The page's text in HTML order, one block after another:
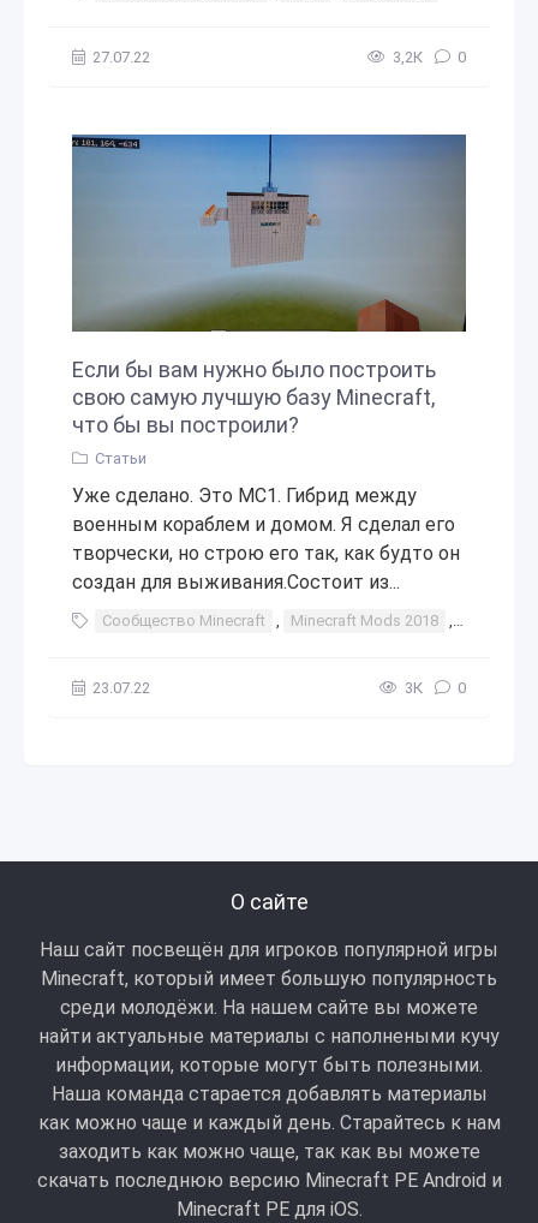
27.07.22 3,2К 0
Если бы вам нужно было построить
свою самую лучшую базу Minecraft,
что бы вы построили?
Статьи
Уже сделано. Это MC1. Гибрид между
военным кораблем и домом. Я сделал его
творчески, но строю его так, как будто он
создан для выживания.Состоит из...
Сообщество Minecraft , Minecraft Mods 2018 ,
23.07.22 3К 0
О сайте
Наш сайт посвещён для игроков популярной игры
Minecraft, который имеет большую популярность
среди молодёжи. На нашем сайте вы можете
найти актуальные материалы с наполнеными кучу
информации, которые могут быть полезными.
Наша команда старается добавлять материалы
как можно чаще и каждый день. Старайтесь к нам
заходить как можно чаще, так как вы можете
скачать последнюю версию Minecraft PE Android и
Minecraft РЕ для iOS.